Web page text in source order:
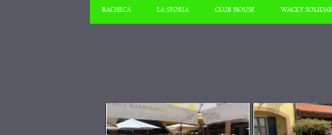
BACHECA LA STORIA CLUB HOUSE WACKY